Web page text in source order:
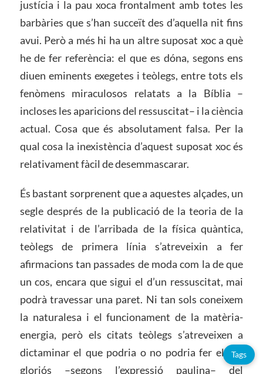
justícia i la pau xoca frontalment amb totes les
barbàries que s’han succeït des d’aquella nit fins
avui. Però a més hi ha un altre suposat xoc a què
he de fer referència: el que es dóna, segons ens
diuen eminents exegetes i teòlegs, entre tots els
fenòmens miraculosos relatats a la Bíblia –
incloses les aparicions del ressuscitat– i la ciència
actual. Cosa que és absolutament falsa. Per la
qual cosa la inexistència d’aquest suposat xoc és
relativament fàcil de desemmascarar.
És bastant sorprenent que a aquestes alçades, un
segle després de la publicació de la teoria de la
relativitat i de l’arribada de la física quàntica,
teòlegs de primera línia s’atreveixin a fer
afirmacions tan passades de moda com la de que
un cos, encara que sigui el d’un ressuscitat, mai
podrà travessar una paret. Ni tan sols coneixem
la naturalesa i el funcionament de la matèria-
energia, però els citats teòlegs s’atreveixen a
dictaminar el que podria o no podria fer el cos
gloriós –segons l’expressió paulina– del
Tags